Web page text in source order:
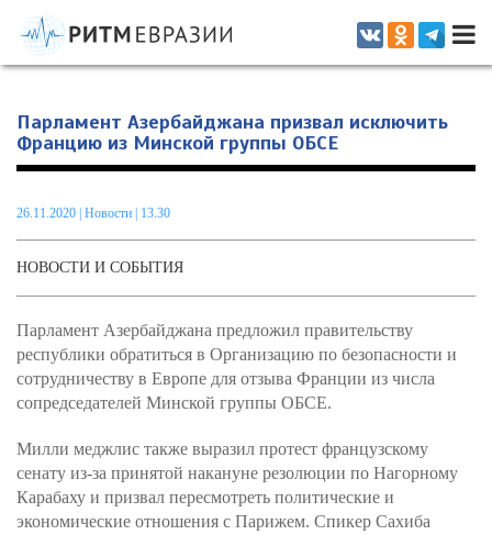
Информационно-аналитическое издание, посвященное актуальным
проблемам интеграции на постсоветском пространстве
Парламент Азербайджана призвал исключить
Францию из Минской группы ОБСЕ
26.11.2020 Новости | 13.30
НОВОСТИ И СОБЫТИЯ
Парламент Азербайджана предложил правительству
республики обратиться в Организацию по безопасности и
сотрудничеству в Европе для отзыва Франции из числа
сопредседателей Минской группы ОБСЕ.
Милли меджлис также выразил протест французскому
сенату из-за принятой накануне резолюции по Нагорному
Карабаху и призвал пересмотреть политические и
экономические отношения с Парижем. Спикер Сахиба